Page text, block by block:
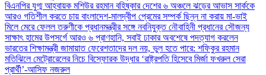
বিএনপির যুগ্ম আহ্বায়ক মশিউর রহমান বহিষ্কারদেশের ৬ অঞ্চলে ঝড়ের আভাসসার্ককে
আরও গতিশীল করতে চায় বাংলাদেশ-মালদ্বীপ প্রেমের সম্পর্ক ছিন্ন না করায় মা-ভাই
মিলে মেরে ফেলল তরুণীকে প্রধানমন্ত্রীর সঙ্গে নবনিযুক্ত নৌবাহিনী প্রধানের সৌজন্য
সাক্ষাৎহামের উপসর্গে আরও ৬ প্রাণহানি, সবাই ঢাকারঅবশেষে পদত্যাগ করলেন
ভারতের শিক্ষামন্ত্রী জামায়াত ফেরেশতাদের দল নয়, ভুল হতে পারে: শফিকুর রহমান
মতিঝিলে মেট্রোরেলের নিচে বিস্ফোরক উদ্ধার ‘রাষ্ট্রপতি হিসেবে মির্জা ফখরুল সেরা
প্রার্থী’-আসিফ নজরুল